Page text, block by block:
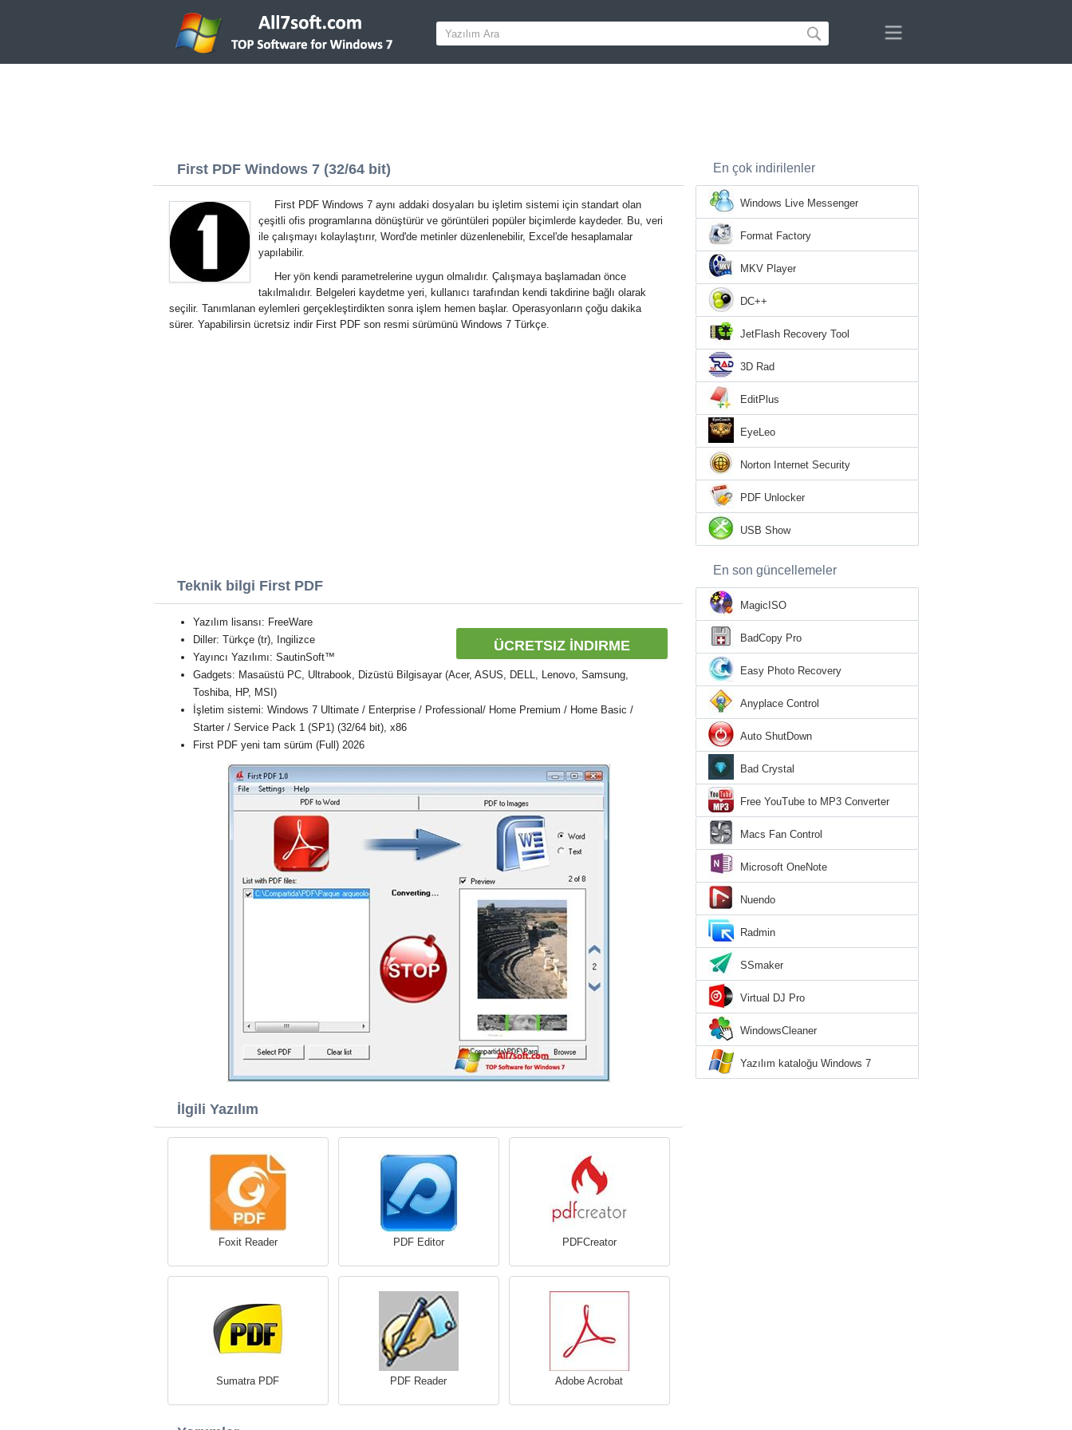
First PDF Windows 7 (32/64 bit)
First PDF Windows 7 aynı addaki dosyaları bu işletim sistemi için standart olan
çeşitli ofis programlarına dönüştürür ve görüntüleri popüler biçimlerde kaydeder. Bu, veri
ile çalışmayı kolaylaştırır, Word'de metinler düzenlenebilir, Excel'de hesaplamalar
yapılabilir.
Her yön kendi parametrelerine uygun olmalıdır. Çalışmaya başlamadan önce
takılmalıdır. Belgeleri kaydetme yeri, kullanıcı tarafından kendi takdirine bağlı olarak
seçilir. Tanımlanan eylemleri gerçekleştirdikten sonra işlem hemen başlar. Operasyonların çoğu dakika
sürer. Yapabilirsin ücretsiz indir First PDF son resmi sürümünü Windows 7 Türkçe.
Teknik bilgi First PDF
ÜCRETSIZ İNDIRME
Yazılım lisansı: FreeWare
Diller: Türkçe (tr), Ingilizce
Yayıncı Yazılımı: SautinSoft™
Gadgets: Masaüstü PC, Ultrabook, Dizüstü Bilgisayar (Acer, ASUS, DELL, Lenovo, Samsung,
Toshiba, HP, MSI)
İşletim sistemi: Windows 7 Ultimate / Enterprise / Professional/ Home Premium / Home Basic /
Starter / Service Pack 1 (SP1) (32/64 bit), x86
First PDF yeni tam sürüm (Full) 2026
İlgili Yazılım
Foxit Reader PDF Editor PDFCreator
Sumatra PDF PDF Reader Adobe Acrobat
En çok indirilenler
Windows Live Messenger
Format Factory
MKV Player
DC++
JetFlash Recovery Tool
3D Rad
EditPlus
EyeLeo
Norton Internet Security
PDF Unlocker
USB Show
En son güncellemeler
MagicISO
BadCopy Pro
Easy Photo Recovery
Anyplace Control
Auto ShutDown
Bad Crystal
Free YouTube to MP3 Converter
Macs Fan Control
Microsoft OneNote
Nuendo
Radmin
SSmaker
Virtual DJ Pro
WindowsCleaner
Yazılım kataloğu Windows 7